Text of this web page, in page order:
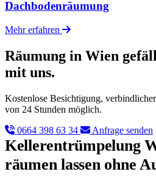
Dachbodenräumung
Mehr erfahren
Räumung in Wien
mit uns.
Kostenlose Besichtigung,
von 24 Stunden möglich.
0664 398 63 34
Anfrage senden
Kellerentrümpelung
räumen lassen ohne